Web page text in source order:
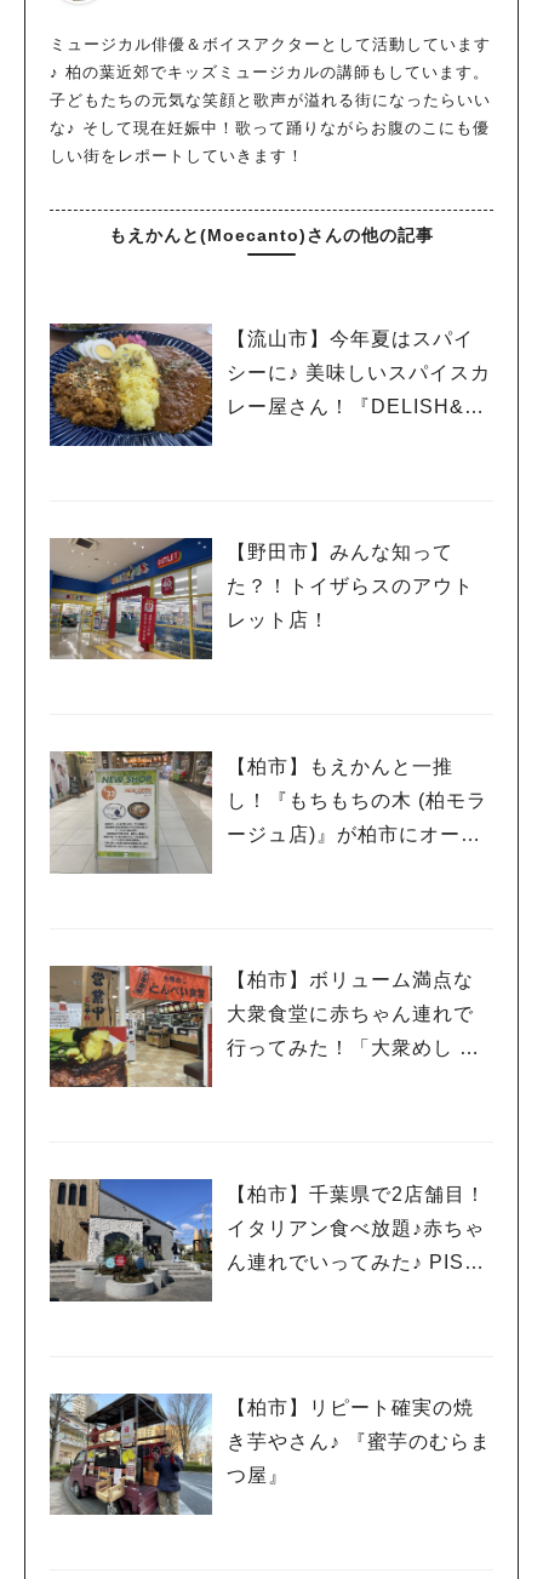
ミュージカル俳優＆ボイスアクターとして活動しています
♪ 柏の葉近郊でキッズミュージカルの講師もしています。
子どもたちの元気な笑顔と歌声が溢れる街になったらいい
な♪ そして現在妊娠中！歌って踊りながらお腹のこにも優
しい街をレポートしていきます！
もえかんと(Moecanto)さんの他の記事
【流山市】今年夏はスパイ
シーに♪ 美味しいスパイスカ
レー屋さん！『DELISH&C
【野田市】みんな知って
た？！トイザらスのアウト
レット店！
【柏市】もえかんと一推
し！『もちもちの木 (柏モラ
ージュ店)』が柏市にオープ
【柏市】ボリューム満点な
大衆食堂に赤ちゃん連れで
行ってみた！「大衆めし と
【柏市】千葉県で2店舗目！
イタリアン食べ放題♪赤ちゃ
ん連れでいってみた♪ PISOL
【柏市】リピート確実の焼
き芋やさん♪ 『蜜芋のむらま
つ屋』